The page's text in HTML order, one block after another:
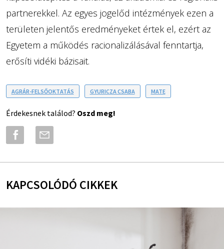
partnerekkel. Az egyes jogelőd intézmények ezen a
területen jelentős eredményeket értek el, ezért az
Egyetem a működés racionalizálásával fenntartja,
erősíti vidéki bázisait.
AGRÁR-FELSŐOKTATÁS GYURICZA CSABA MATE
Érdekesnek találod? Oszd meg!
KAPCSOLÓDÓ CIKKEK